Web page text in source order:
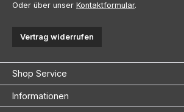
Oder über unser Kontaktformular.
Vertrag widerrufen
Shop Service
Informationen